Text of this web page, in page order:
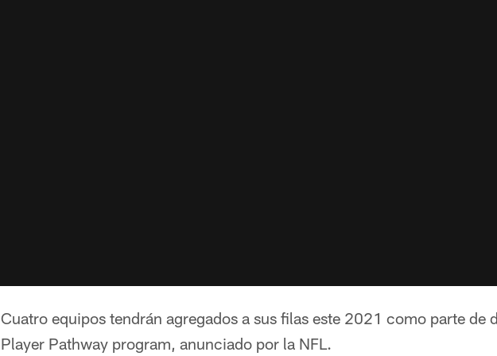
Cuatro equipos tendrán agregados a sus filas este 2021 como parte de
Player Pathway program, anunciado por la NFL.